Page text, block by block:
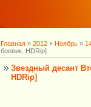
Главная » 2012 » Ноябрь »
боевик, HDRip]
Звездный десант
HDRip]